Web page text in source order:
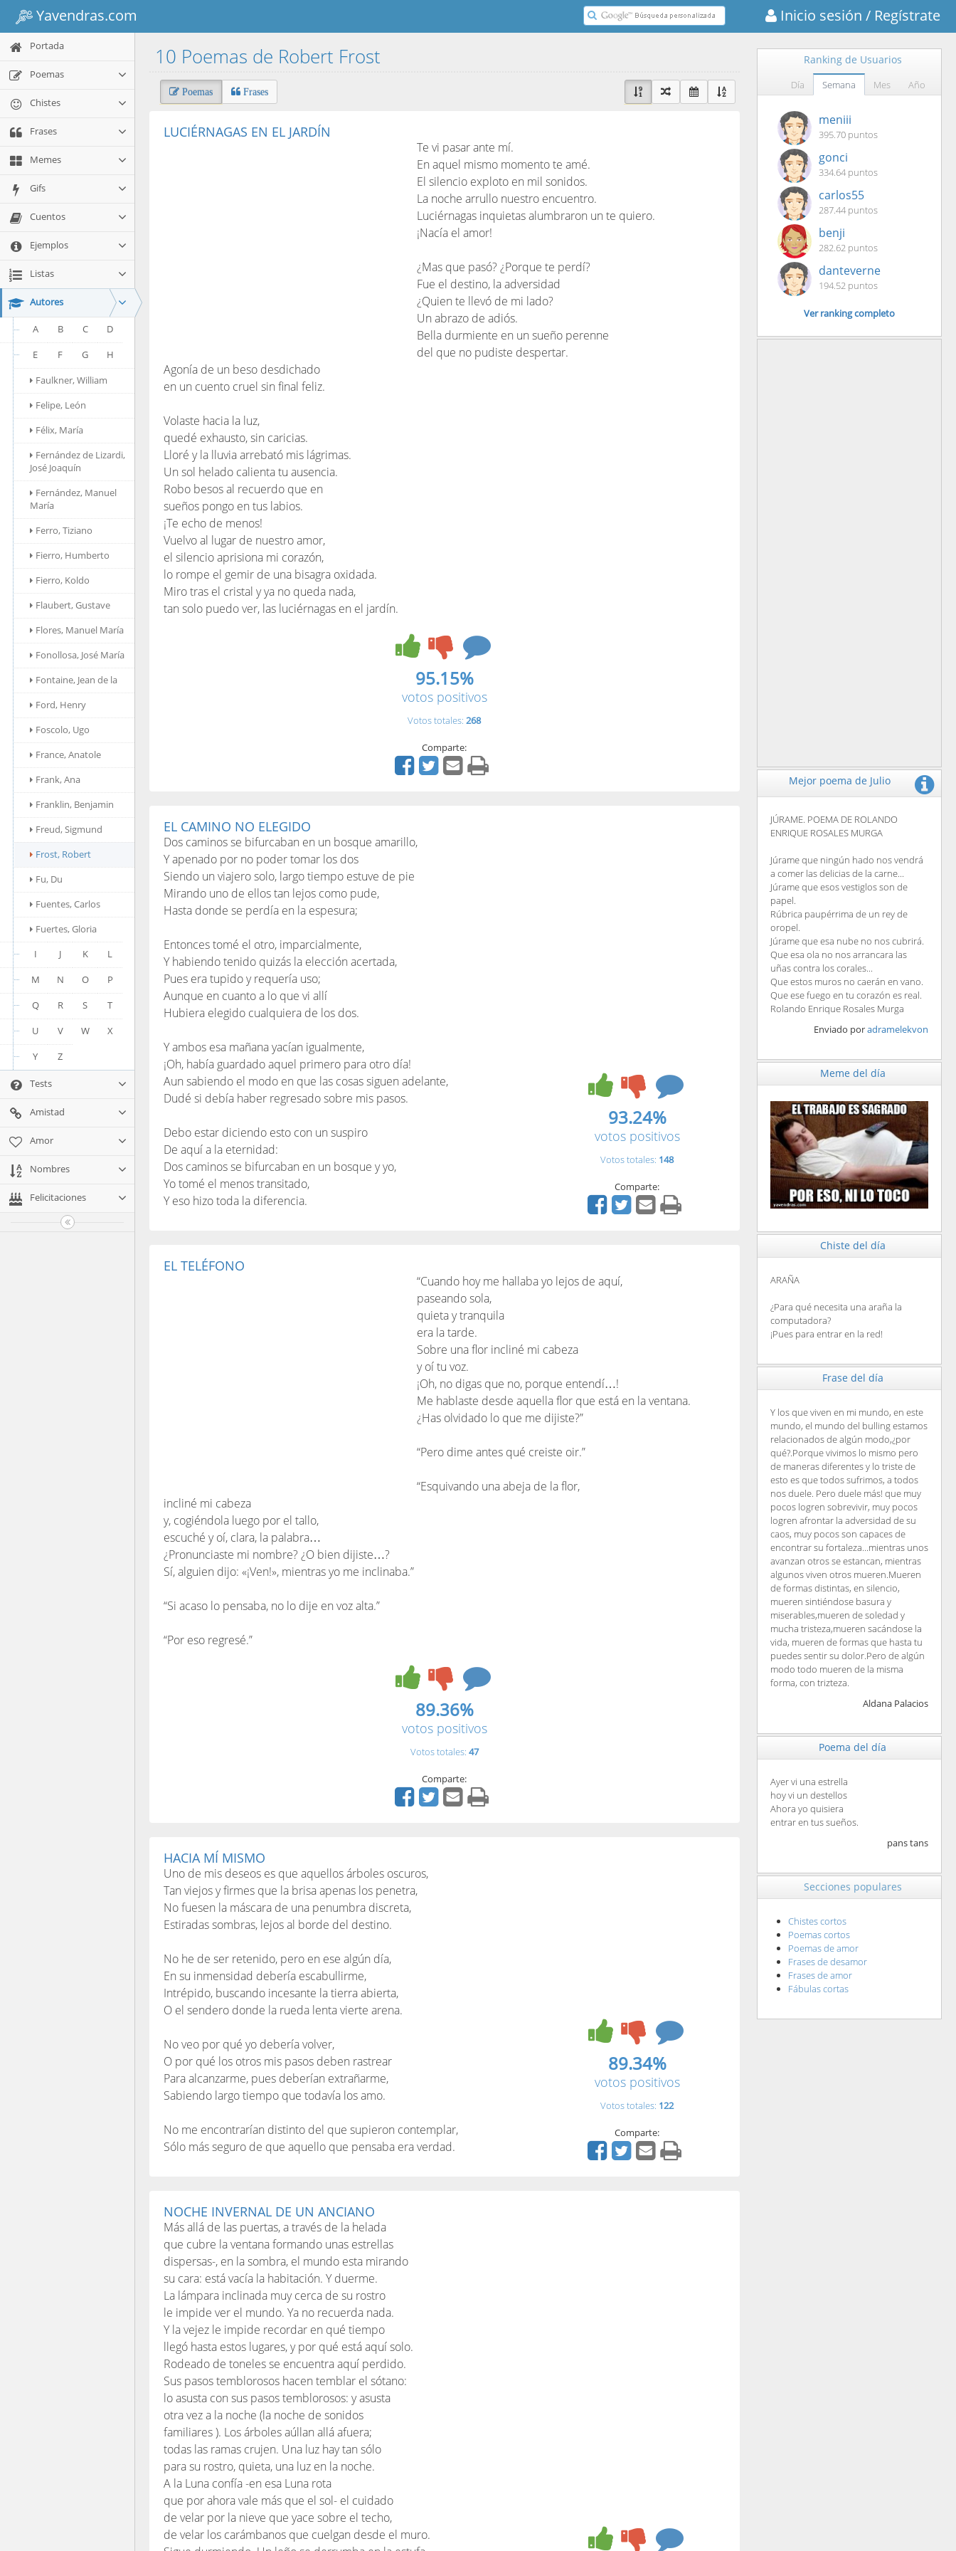
Yavendras.com Inicio sesión / Regístrate
Portada
Poemas
Chistes
Frases
Memes
Gifs
Cuentos
Ejemplos
Listas
Autores
A B C
D
E
F G
H
Faulkner, William
Felipe, León
Félix, María
Fernández de Lizardi,
José Joaquín
Fernández, Manuel
María
Ferro, Tiziano
Fierro, Humberto
Fierro, Koldo
Flaubert, Gustave
Flores, Manuel María
Fonollosa, José María
Fontaine, Jean de la
Ford, Henry
Foscolo, Ugo
France, Anatole
Frank, Ana
Franklin, Benjamin
Freud, Sigmund
Frost, Robert
Fu, Du
Fuentes, Carlos
Fuertes, Gloria
I
J K
L
M
N O
P
Q
R S
T
U
V W
X
Y
Z
Tests
Amistad
Amor
Nombres
Felicitaciones
10 Poemas de Robert Frost
Poemas Frases
LUCIÉRNAGAS EN EL JARDÍN
Te vi pasar ante mí.
En aquel mismo momento te amé.
El silencio exploto en mil sonidos.
La noche arrullo nuestro encuentro.
Luciérnagas inquietas alumbraron un te quiero.
¡Nacía el amor!
¿Mas que pasó? ¿Porque te perdí?
Fue el destino, la adversidad
¿Quien te llevó de mi lado?
Un abrazo de adiós.
Bella durmiente en un sueño perenne
del que no pudiste despertar.
Agonía de un beso desdichado
en un cuento cruel sin final feliz.
Volaste hacia la luz,
quedé exhausto, sin caricias.
Lloré y la lluvia arrebató mis lágrimas.
Un sol helado calienta tu ausencia.
Robo besos al recuerdo que en
sueños pongo en tus labios.
¡Te echo de menos!
Vuelvo al lugar de nuestro amor,
el silencio aprisiona mi corazón,
lo rompe el gemir de una bisagra oxidada.
Miro tras el cristal y ya no queda nada,
tan solo puedo ver, las luciérnagas en el jardín.
95.15%
votos positivos
Votos totales:268
Comparte:
EL CAMINO NO ELEGIDO
Dos caminos se bifurcaban en un bosque amarillo,
Y apenado por no poder tomar los dos
Siendo un viajero solo, largo tiempo estuve de pie
Mirando uno de ellos tan lejos como pude,
Hasta donde se perdía en la espesura;
Entonces tomé el otro, imparcialmente,
Y habiendo tenido quizás la elección acertada,
Pues era tupido y requería uso;
Aunque en cuanto a lo que vi allí
Hubiera elegido cualquiera de los dos.
Y ambos esa mañana yacían igualmente,
¡Oh, había guardado aquel primero para otro día!
Aun sabiendo el modo en que las cosas siguen adelante,
Dudé si debía haber regresado sobre mis pasos.
Debo estar diciendo esto con un suspiro
De aquí a la eternidad:
Dos caminos se bifurcaban en un bosque y yo,
Yo tomé el menos transitado,
Y eso hizo toda la diferencia.
93.24%
votos positivos
Votos totales: 148
Comparte:
EL TELÉFONO
“Cuando hoy me hallaba yo lejos de aquí,
paseando sola,
quieta y tranquila
era la tarde.
Sobre una flor incliné mi cabeza
y oí tu voz.
¡Oh, no digas que no, porque entendí…!
Me hablaste desde aquella flor que está en la ventana.
¿Has olvidado lo que me dijiste?”
“Pero dime antes qué creiste oir.”
“Esquivando una abeja de la flor,
incliné mi cabeza
y, cogiéndola luego por el tallo,
escuché y oí, clara, la palabra…
¿Pronunciaste mi nombre? ¿O bien dijiste…?
Sí, alguien dijo: «¡Ven!», mientras yo me inclinaba.”
“Si acaso lo pensaba, no lo dije en voz alta.”
“Por eso regresé.”
89.36%
votos positivos
Votos totales: 47
Comparte:
HACIA MÍ MISMO
Uno de mis deseos es que aquellos árboles oscuros,
Tan viejos y firmes que la brisa apenas los penetra,
No fuesen la máscara de una penumbra discreta,
Estiradas sombras, lejos al borde del destino.
No he de ser retenido, pero en ese algún día,
En su inmensidad debería escabullirme,
Intrépido, buscando incesante la tierra abierta,
O el sendero donde la rueda lenta vierte arena.
No veo por qué yo debería volver,
O por qué los otros mis pasos deben rastrear
Para alcanzarme, pues deberían extrañarme,
Sabiendo largo tiempo que todavía los amo.
No me encontrarían distinto del que supieron contemplar,
Sólo más seguro de que aquello que pensaba era verdad.
89.34%
votos positivos
Votos totales: 122
Comparte:
NOCHE INVERNAL DE UN ANCIANO
Más allá de las puertas, a través de la helada
que cubre la ventana formando unas estrellas
dispersas-, en la sombra, el mundo esta mirando
su cara: está vacía la habitación. Y duerme.
La lámpara inclinada muy cerca de su rostro
le impide ver el mundo. Ya no recuerda nada.
Y la vejez le impide recordar en qué tiempo
llegó hasta estos lugares, y por qué está aquí solo.
Rodeado de toneles se encuentra aquí perdido.
Sus pasos temblorosos hacen temblar el sótano:
lo asusta con sus pasos temblorosos: y asusta
otra vez a la noche (la noche de sonidos
familiares ). Los árboles aúllan allá afuera;
todas las ramas crujen. Una luz hay tan sólo
para su rostro, quieta, una luz en la noche.
A la Luna confía -en esa Luna rota
que por ahora vale más que el sol- el cuidado
de velar por la nieve que yace sobre el techo,
de velar los carámbanos que cuelgan desde el muro.
Ranking de Usuarios
Día Semana Mes Año
meniii
395.70 puntos
gonci
334.64 puntos
carlos55
287.44 puntos
benji
282.62 puntos
danteverne
194.52 puntos
Ver ranking completo
Mejor poema de Julio
JÚRAME. POEMA DE ROLANDO
ENRIQUE ROSALES MURGA
Júrame que ningún hado nos vendrá
a comer las delicias de la carne...
Júrame que esos vestiglos son de
papel.
Rúbrica paupérrima de un rey de
oropel.
Júrame que esa nube no nos cubrirá.
Que esa ola no nos arrancara las
uñas contra los corales...
Que estos muros no caerán en vano.
Que ese fuego en tu corazón es real.
Rolando Enrique Rosales Murga
Enviado poradramelekvon
Meme del día
Chiste del día
ARAÑA
¿Para qué necesita una araña la
computadora?
¡Pues para entrar en la red!
Frase del día
Y los que viven en mi mundo, en este
mundo, el mundo del bulling estamos
relacionados de algún modo,¿por
qué?.Porque vivimos lo mismo pero
de maneras diferentes y lo triste de
esto es que todos sufrimos, a todos
nos duele. Pero duele más! que muy
pocos logren sobrevivir, muy pocos
logren afrontar la adversidad de su
caos, muy pocos son capaces de
encontrar su fortaleza...mientras unos
avanzan otros se estancan, mientras
algunos viven otros mueren.Mueren
de formas distintas, en silencio,
mueren sintiéndose basura y
miserables,mueren de soledad y
mucha tristeza,mueren sacándose la
vida, mueren de formas que hasta tu
puedes sentir su dolor.Pero de algún
modo todo mueren de la misma
forma, con trizteza.
Aldana Palacios
Poema del día
Ayer vi una estrella
hoy vi un destellos
Ahora yo quisiera
entrar en tus sueños.
pans tans
Secciones populares
Chistes cortos
Poemas cortos
Poemas de amor
Frases de desamor
Frases de amor
Fábulas cortas